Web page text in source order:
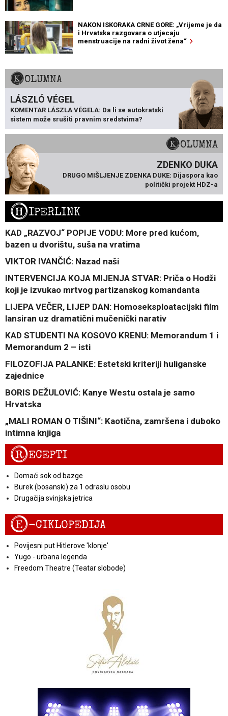
NAKON ISKORAKA CRNE GORE: „Vrijeme je da
i Hrvatska razgovara o utjecaju
menstruacije na radni život žena“
KOLUMNA
LÁSZLÓ VÉGEL
KOMENTAR LÁSZLA VÉGELA: Da li se autokratski
sistem može srušiti pravnim sredstvima?
KOLUMNA
ZDENKO DUKA
DRUGO MIŠLJENJE ZDENKA DUKE: Dijaspora kao
politički projekt HDZ-a
HIPERLINK
KAD „RAZVOJ“ POPIJE VODU: More pred kućom,
bazen u dvorištu, suša na vratima
VIKTOR IVANČIĆ: Nazad naši
INTERVENCIJA KOJA MIJENJA STVAR: Priča o Hodži
koji je izvukao mrtvog partizanskog komandanta
LIJEPA VEČER, LIJEP DAN: Homoseksploatacijski film
lansiran uz dramatični mučenički narativ
KAD STUDENTI NA KOSOVO KRENU: Memorandum 1 i
Memorandum 2 – isti
FILOZOFIJA PALANKE: Estetski kriteriji huliganske
zajednice
BORIS DEŽULOVIĆ: Kanye Westu ostala je samo
Hrvatska
„MALI ROMAN O TIŠINI“: Kaotična, zamršena i duboko
intimna knjiga
RECEPTI
Domaći sok od bazge
Burek (bosanski) za 1 odraslu osobu
Drugačija svinjska jetrica
E-CIKLOPEDIJA
Povijesni put Hitlerove 'klonje'
Yugo - urbana legenda
Freedom Theatre (Teatar slobode)